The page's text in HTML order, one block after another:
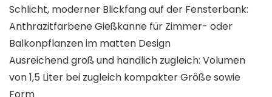
Schlicht, moderner Blickfang auf der Fensterbank:
Anthrazitfarbene Gießkanne für Zimmer- oder
Balkonpflanzen im matten Design
Ausreichend groß und handlich zugleich: Volumen
von 1,5 Liter bei zugleich kompakter Größe sowie